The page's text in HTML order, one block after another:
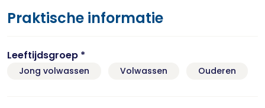
Praktische informatie
Leeftijdsgroep *
Jong volwassen Volwassen Ouderen